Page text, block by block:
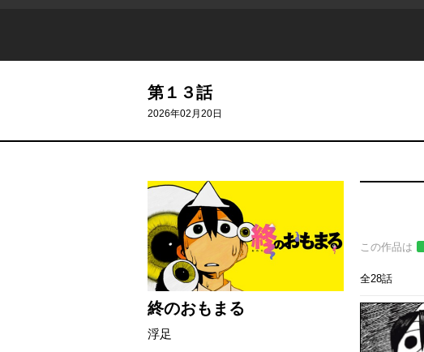
第１３話
2026年02月20日
終のおもまる
浮足
この作品は
全28話